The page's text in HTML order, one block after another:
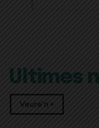
Últimes
Veure'n +